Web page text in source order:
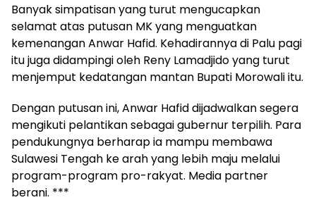
Banyak simpatisan yang turut mengucapkan
selamat atas putusan MK yang menguatkan
kemenangan Anwar Hafid. Kehadirannya di Palu pagi
itu juga didampingi oleh Reny Lamadjido yang turut
menjemput kedatangan mantan Bupati Morowali itu.
Dengan putusan ini, Anwar Hafid dijadwalkan segera
mengikuti pelantikan sebagai gubernur terpilih. Para
pendukungnya berharap ia mampu membawa
Sulawesi Tengah ke arah yang lebih maju melalui
program-program pro-rakyat. Media partner
berani. ***